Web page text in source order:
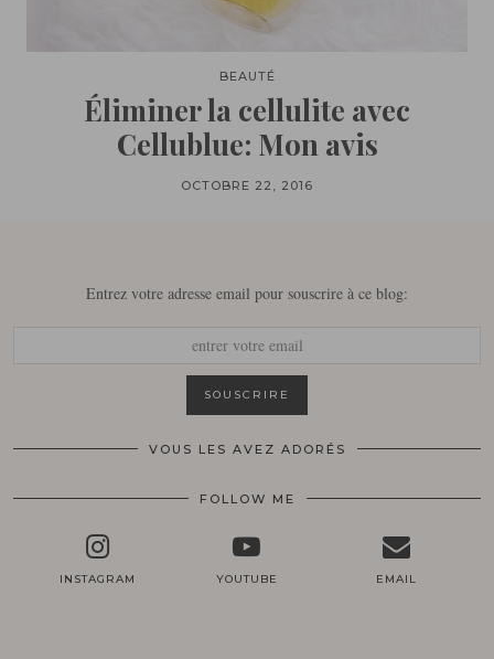
BEAUTÉ
Éliminer la cellulite avec
Cellublue: Mon avis
OCTOBRE 22, 2016
Entrez votre adresse email pour souscrire à ce blog:
VOUS LES AVEZ ADORÉS
FOLLOW ME
INSTAGRAM YOUTUBE EMAIL